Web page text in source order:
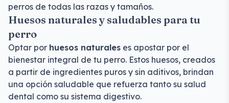
perros de todas las razas y tamaños.
Huesos naturales y saludables para tu
perro
Optar por huesos naturales es apostar por el
bienestar integral de tu perro. Estos huesos, creados
a partir de ingredientes puros y sin aditivos, brindan
una opción saludable que refuerza tanto su salud
dental como su sistema digestivo.